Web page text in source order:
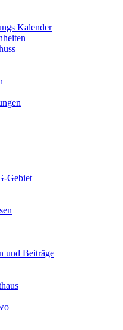
Kalender
Gebiet
und Beiträge